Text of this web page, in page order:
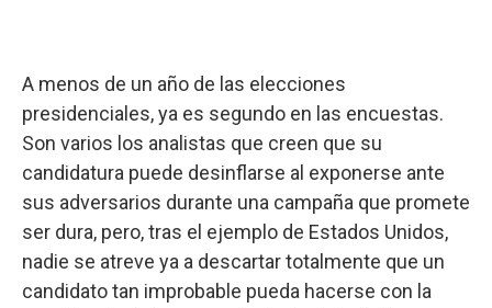
A menos de un año de las elecciones
presidenciales, ya es segundo en las encuestas.
Son varios los analistas que creen que su
candidatura puede desinflarse al exponerse ante
sus adversarios durante una campaña que promete
ser dura, pero, tras el ejemplo de Estados Unidos,
nadie se atreve ya a descartar totalmente que un
candidato tan improbable pueda hacerse con la